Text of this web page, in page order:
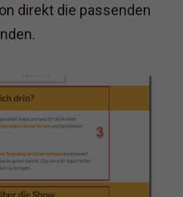
direkt die passenden